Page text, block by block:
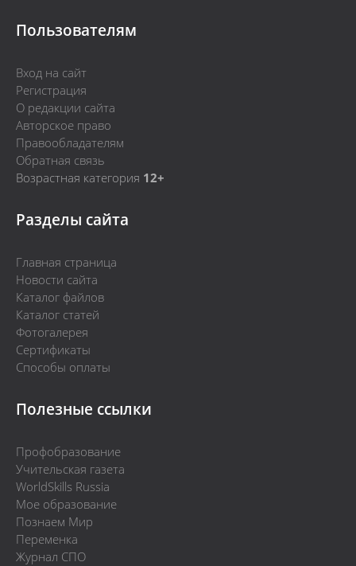
Пользователям
Вход на сайт
Регистрация
О редакции сайта
Авторское право
Правообладателям
Обратная связь
Возрастная категория 12+
Разделы сайта
Главная страница
Новости сайта
Каталог файлов
Каталог статей
Фотогалерея
Сертификаты
Способы оплаты
Полезные ссылки
Профобразование
Учительская газета
WorldSkills Russia
Мое образование
Познаем Мир
Переменка
Журнал СПО